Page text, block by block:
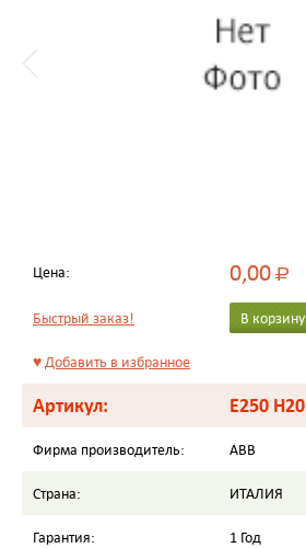
Цена: 0,00Р
Быстрый заказ! В корзину
♥Добавить в избранное
Артикул: E250 H20
Фирма производитель: ABB
Страна: ИТАЛИЯ
Гарантия: 1 Год